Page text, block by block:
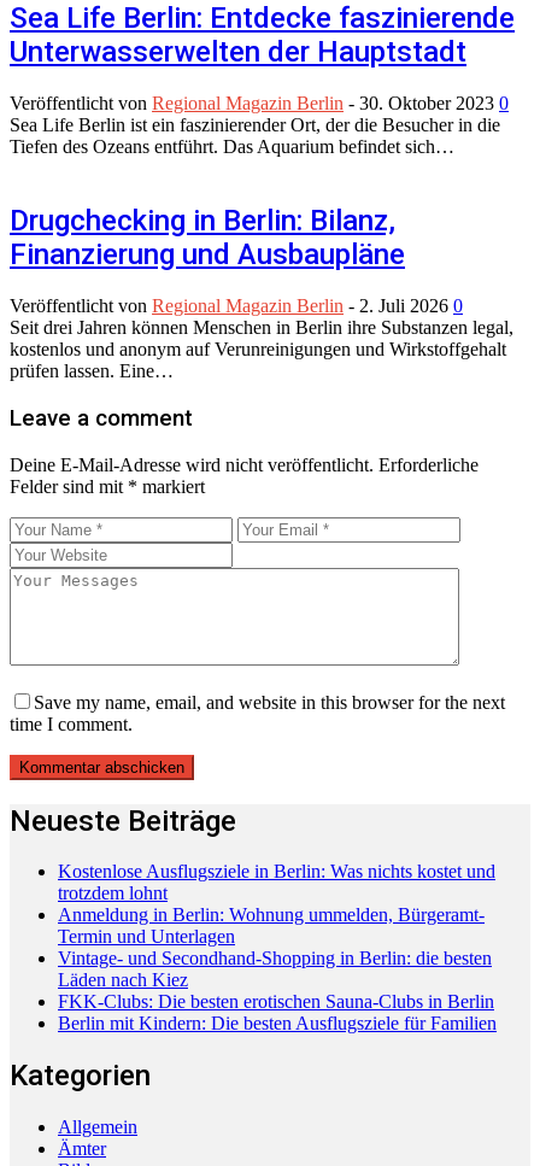
Sea Life Berlin: Entdecke faszinierende
Unterwasserwelten der Hauptstadt
Veröffentlicht von Regional Magazin Berlin - 30. Oktober 2023 0
Sea Life Berlin ist ein faszinierender Ort, der die Besucher in die
Tiefen des Ozeans entführt. Das Aquarium befindet sich…
Drugchecking in Berlin: Bilanz,
Finanzierung und Ausbaupläne
Veröffentlicht von Regional Magazin Berlin - 2. Juli 2026 0
Seit drei Jahren können Menschen in Berlin ihre Substanzen legal,
kostenlos und anonym auf Verunreinigungen und Wirkstoffgehalt
prüfen lassen. Eine…
Leave a comment
Deine E-Mail-Adresse wird nicht veröffentlicht. Erforderliche
Felder sind mit * markiert
Save my name, email, and website in this browser for the next
time I comment.
Neueste Beiträge
Kostenlose Ausflugsziele in Berlin: Was nichts kostet und
trotzdem lohnt
Anmeldung in Berlin: Wohnung ummelden, Bürgeramt-
Termin und Unterlagen
Vintage- und Secondhand-Shopping in Berlin: die besten
Läden nach Kiez
FKK-Clubs: Die besten erotischen Sauna-Clubs in Berlin
Berlin mit Kindern: Die besten Ausflugsziele für Familien
Kategorien
Allgemein
Ämter